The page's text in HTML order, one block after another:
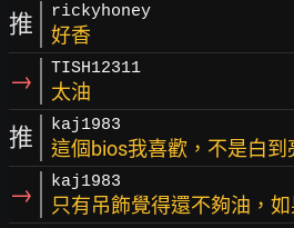
推 rickyhoney
好香
→ TISH12311
太油
推 kaj1983
這個bios我喜歡，不是白到
→ kaj1983
只有吊飾覺得還不夠油，